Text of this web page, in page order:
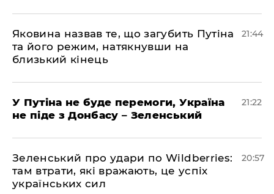
Яковина назвав те, що загубить Путіна
та його режим, натякнувши на
близький кінець
21:44
У Путіна не буде перемоги, Україна
не піде з Донбасу – Зеленський
21:22
Зеленський про удари по Wildberries:
там втрати, які вражають, це успіх
українських сил
20:57